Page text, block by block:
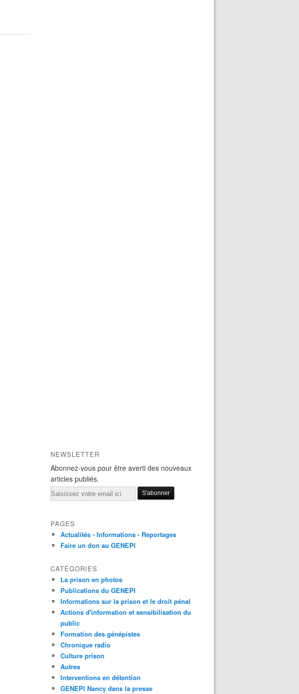
NEWSLETTER
Abonnez-vous pour être averti des nouveaux
articles publiés.
Email
PAGES
Actualités - Informations - Reportages
Faire un don au GENEPI
CATÉGORIES
La prison en photos
Publications du GENEPI
Informations sur la prison et le droit pénal
Actions d'information et sensibilisation du
public
Formation des génépistes
Chronique radio
Culture prison
Autres
Interventions en détention
GENEPI Nancy dans la presse